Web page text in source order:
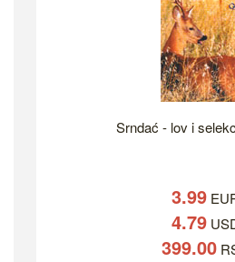
Srndać - lov i
3.99
4.79
399.00